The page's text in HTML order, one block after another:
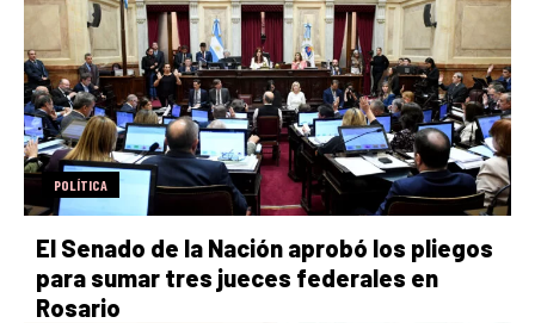
POLÍTICA
El Senado de la Nación aprobó los pliegos
para sumar tres jueces federales en
Rosario